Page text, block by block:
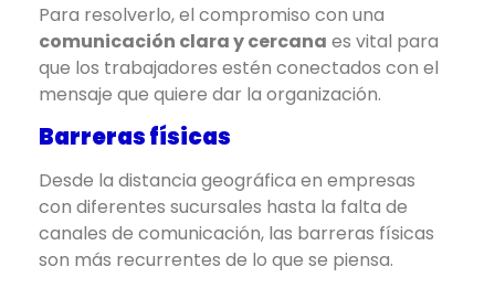
Para resolverlo, el compromiso con una
comunicación clara y cercana es vital para
que los trabajadores estén conectados con el
mensaje que quiere dar la organización.
Barreras físicas
Desde la distancia geográfica en empresas
con diferentes sucursales hasta la falta de
canales de comunicación, las barreras físicas
son más recurrentes de lo que se piensa.